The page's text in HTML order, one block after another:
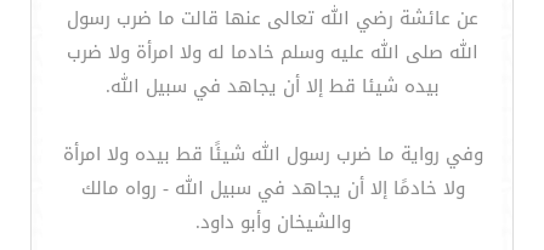
عن عائشة رضي الله تعالى عنها قالت ما ضرب رسول
الله صلى الله عليه وسلم خادما له ولا امرأة ولا ضرب
بيده شيئا قط إلا أن يجاهد في سبيل الله.
وفي رواية ما ضرب رسول الله شيئًا قط بيده ولا امرأة
ولا خادمًا إلا أن يجاهد في سبيل الله - رواه مالك
والشيخان وأبو داود.